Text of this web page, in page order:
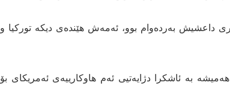
داعشیش بەردەوام بوو، ئەمەش هێندەی دیکە تورکیا و
بە ئاشکرا دژایەتیی ئەم هاوکارییەی ئەمریکای بۆ